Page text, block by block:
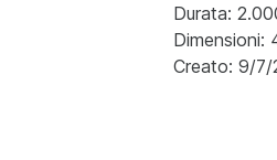
Durata:
Dimensioni:
Creato: 9/7/